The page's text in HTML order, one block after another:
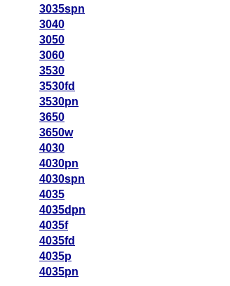
3035spn
3040
3050
3060
3530
3530fd
3530pn
3650
3650w
4030
4030pn
4030spn
4035
4035dpn
4035f
4035fd
4035p
4035pn